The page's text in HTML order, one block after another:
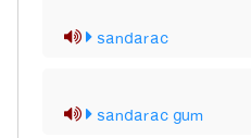
sandarac
sandarac gum